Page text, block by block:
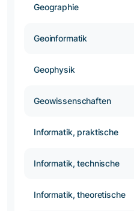
Geographie
Geoinformatik
Geophysik
Geowissenschaften
Informatik, praktische
Informatik, technische
Informatik, theoretische